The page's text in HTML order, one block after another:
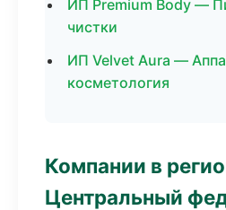
ИП Premium Body —
чистки
ИП Velvet Aura —
косметология
Компании в
Центральный